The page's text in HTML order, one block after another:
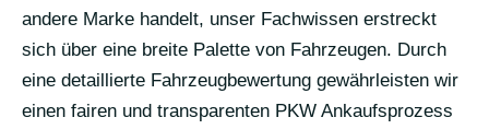
andere Marke handelt, unser Fachwissen erstreckt
sich über eine breite Palette von Fahrzeugen. Durch
eine detaillierte Fahrzeugbewertung gewährleisten wir
einen fairen und transparenten PKW Ankaufsprozess